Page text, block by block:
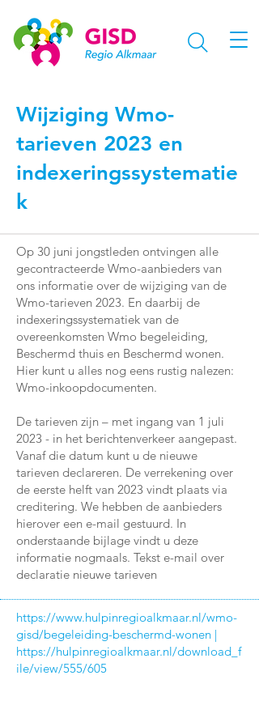
Wijziging Wmo-
tarieven 2023 en
indexeringssystematie
k
Op 30 juni jongstleden ontvingen alle
gecontracteerde Wmo-aanbieders van
ons informatie over de wijziging van de
Wmo-tarieven 2023. En daarbij de
indexeringssystematiek van de
overeenkomsten Wmo begeleiding,
Beschermd thuis en Beschermd wonen.
Hier kunt u alles nog eens rustig nalezen:
Wmo-inkoopdocumenten.
De tarieven zijn – met ingang van 1 juli
2023 - in het berichtenverkeer aangepast.
Vanaf die datum kunt u de nieuwe
tarieven declareren. De verrekening over
de eerste helft van 2023 vindt plaats via
creditering. We hebben de aanbieders
hierover een e-mail gestuurd. In
onderstaande bijlage vindt u deze
informatie nogmaals. Tekst e-mail over
declaratie nieuwe tarieven
https://www.hulpinregioalkmaar.nl/wmo-
gisd/begeleiding-beschermd-wonen |
https://hulpinregioalkmaar.nl/download_f
ile/view/555/605